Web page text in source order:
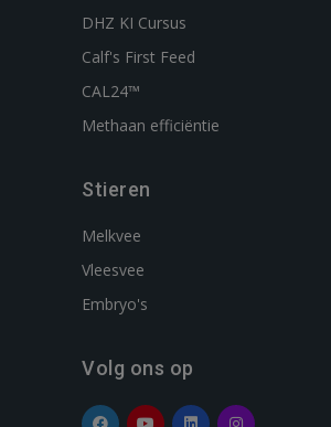
DHZ KI Cursus
Calf's First Feed
CAL24™
Methaan efficiëntie
Stieren
Melkvee
Vleesvee
Embryo's
Volg ons op